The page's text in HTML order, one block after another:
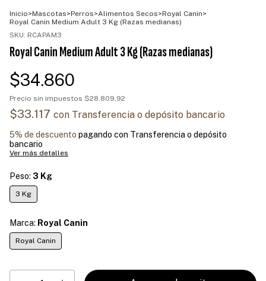
Inicio>Mascotas>Perros>Alimentos Secos>Royal Canin>
Royal Canin Medium Adult 3 Kg (Razas medianas)
SKU: RCAPAM3
Royal Canin Medium Adult 3 Kg (Razas medianas)
$34.860
Precio sin impuestos $28.809,92
$33.117 con Transferencia o depósito bancario
5% de descuento pagando con Transferencia o depósito
bancario
Ver más detalles
Peso: 3 Kg
3 Kg
Marca: Royal Canin
Royal Canin